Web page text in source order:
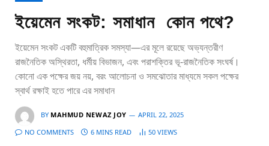
ইয়েমেন সংকট: সমাধান কোন পথে?
ইয়েমেন সংকট একটি বহুমাত্রিক সমস্যা—এর মূলে রয়েছে অভ্যন্তরীণ
রাজনৈতিক অস্থিরতা, ধর্মীয় বিভাজন, এবং পরাশক্তির ভূ-রাজনৈতিক সংঘর্ষ।
কোনো এক পক্ষের জয় নয়, বরং আলোচনা ও সমঝোতার মাধ্যমে সকল পক্ষের
স্বার্থ রক্ষাই হতে পারে এর সমাধান
BY MAHMUD NEWAZ JOY
APRIL 22, 2025
NO COMMENTS
6 MINS READ 50 VIEWS